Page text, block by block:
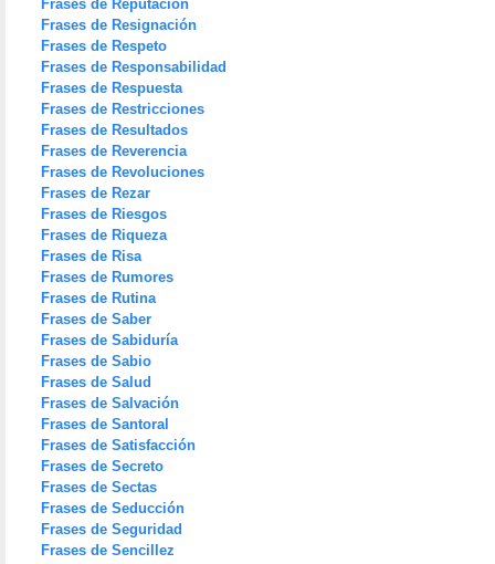
Frases de Reputación
Frases de Resignación
Frases de Respeto
Frases de Responsabilidad
Frases de Respuesta
Frases de Restricciones
Frases de Resultados
Frases de Reverencia
Frases de Revoluciones
Frases de Rezar
Frases de Riesgos
Frases de Riqueza
Frases de Risa
Frases de Rumores
Frases de Rutina
Frases de Saber
Frases de Sabiduría
Frases de Sabio
Frases de Salud
Frases de Salvación
Frases de Santoral
Frases de Satisfacción
Frases de Secreto
Frases de Sectas
Frases de Seducción
Frases de Seguridad
Frases de Sencillez